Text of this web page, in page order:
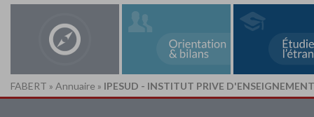
FABERT » Annuaire » IPESUD - INSTITUT PRIVE